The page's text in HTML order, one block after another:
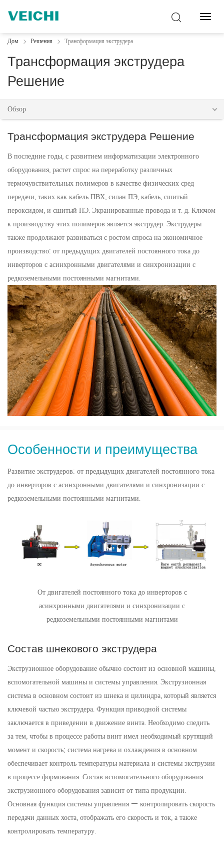
Дом Решения Трансформация экструдера
Трансформация экструдера
Решение
Обзор
Трансформация экструдера Решение
В последние годы, с развитием информатизации электронного
оборудования, растет спрос на переработку различных
термочувствительных полимеров в качестве физических сред
передачи, таких как кабель ПВХ, силан ПЭ, кабель, сшитый
пероксидом, и сшитый ПЭ. Экранированные провода и т. д. Ключом
к производству этих полимеров является экструдер. Экструдеры
также продолжают развиваться с ростом спроса на экономичное
производство: от предыдущих двигателей постоянного тока до
инверторов с асинхронными двигателями и синхронизации с
редкоземельными постоянными магнитами.
Особенности и преимущества
Развитие экструдеров: от предыдущих двигателей постоянного тока
до инверторов с асинхронными двигателями и синхронизации с
редкоземельными постоянными магнитами.
От двигателей постоянного тока до инверторов с
асинхронными двигателями и синхронизации с
редкоземельными постоянными магнитами
Состав шнекового экструдера
Экструзионное оборудование обычно состоит из основной машины,
вспомогательной машины и системы управления. Экструзионная
система в основном состоит из шнека и цилиндра, который является
ключевой частью экструдера. Функция приводной системы
заключается в приведении в движение винта. Необходимо следить
за тем, чтобы в процессе работы винт имел необходимый крутящий
момент и скорость; система нагрева и охлаждения в основном
обеспечивает контроль температуры материала и системы экструзии
в процессе формования. Состав вспомогательного оборудования
экструзионного оборудования зависит от типа продукции.
Основная функция системы управления — контролировать скорость
передачи данных хоста, отображать его скорость и ток, а также
контролировать температуру.